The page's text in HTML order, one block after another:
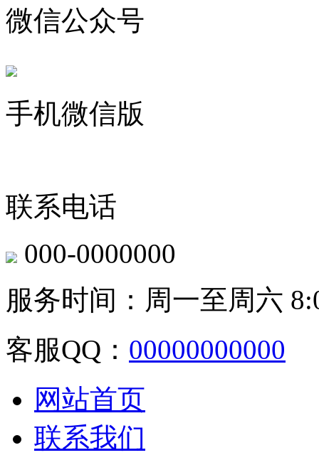
微信公众号
手机微信版
联系电话
000-0000000
服务时间：周一至周六
客服QQ： 00000000000
网站首页
联系我们